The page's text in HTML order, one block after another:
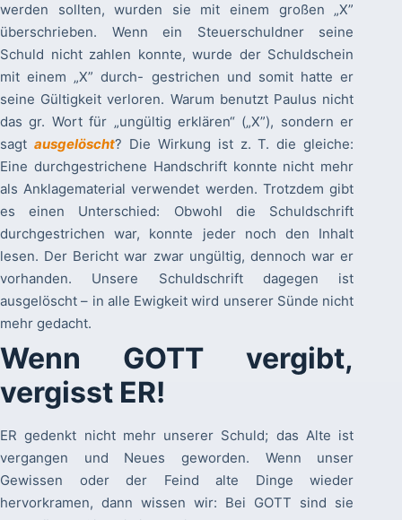
werden sollten, wurden sie mit einem großen „X”
überschrieben. Wenn ein Steuerschuldner seine
Schuld nicht zahlen konnte, wurde der Schuldschein
mit einem „X” durch- gestrichen und somit hatte er
seine Gültigkeit verloren. Warum benutzt Paulus nicht
das gr. Wort für „ungültig erklären“ („X”), sondern er
sagt ausgelöscht? Die Wirkung ist z. T. die gleiche:
Eine durchgestrichene Handschrift konnte nicht mehr
als Anklagematerial verwendet werden. Trotzdem gibt
es einen Unterschied: Obwohl die Schuldschrift
durchgestrichen war, konnte jeder noch den Inhalt
lesen. Der Bericht war zwar ungültig, dennoch war er
vorhanden. Unsere Schuldschrift dagegen ist
ausgelöscht – in alle Ewigkeit wird unserer Sünde nicht
mehr gedacht.
Wenn GOTT vergibt,
vergisst ER!
ER gedenkt nicht mehr unserer Schuld; das Alte ist
vergangen und Neues geworden. Wenn unser
Gewissen oder der Feind alte Dinge wieder
hervorkramen, dann wissen wir: Bei GOTT sind sie